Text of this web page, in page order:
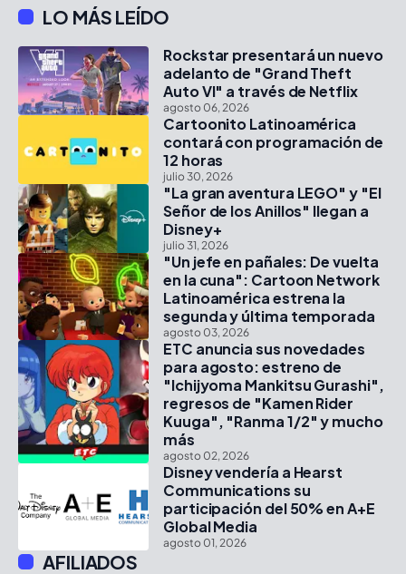
LO MÁS LEÍDO
Rockstar presentará un nuevo
adelanto de "Grand Theft
Auto VI" a través de Netflix
agosto 06, 2026
Cartoonito Latinoamérica
contará con programación de
12 horas
julio 30, 2026
"La gran aventura LEGO" y "El
Señor de los Anillos" llegan a
Disney+
julio 31, 2026
"Un jefe en pañales: De vuelta
en la cuna": Cartoon Network
Latinoamérica estrena la
segunda y última temporada
agosto 03, 2026
ETC anuncia sus novedades
para agosto: estreno de
"Ichijyoma Mankitsu Gurashi",
regresos de "Kamen Rider
Kuuga", "Ranma 1/2" y mucho
más
agosto 02, 2026
Disney vendería a Hearst
Communications su
participación del 50% en A+E
Global Media
agosto 01, 2026
AFILIADOS